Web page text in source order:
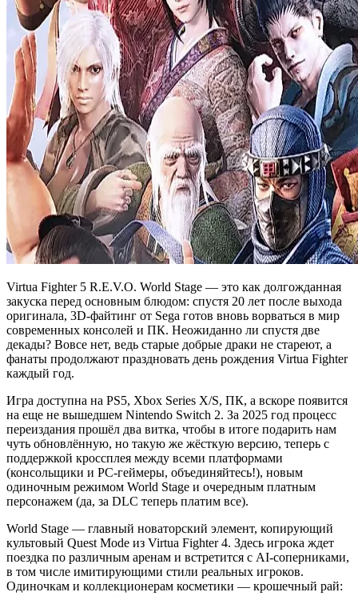
Virtua Fighter 5 R.E.V.O. World Stage — это как долгожданная
закуска перед основным блюдом: спустя 20 лет после выхода
оригинала, 3D-файтинг от Sega готов вновь ворваться в мир
современных консолей и ПК. Неожиданно ли спустя две
декады? Вовсе нет, ведь старые добрые драки не стареют, а
фанаты продолжают праздновать день рождения Virtua Fighter
каждый год.
Игра доступна на PS5, Xbox Series X/S, ПК, а вскоре появится
на еще не вышедшем Nintendo Switch 2. За 2025 год процесс
переиздания прошёл два витка, чтобы в итоге подарить нам
чуть обновлённую, но такую же жёсткую версию, теперь с
поддержкой кроссплея между всеми платформами
(консольщики и PC-геймеры, объединяйтесь!), новым
одиночным режимом World Stage и очередным платным
персонажем (да, за DLC теперь платим все).
World Stage — главный новаторский элемент, копирующий
культовый Quest Mode из Virtua Fighter 4. Здесь игрока ждет
поездка по различным аренам и встретится с AI-соперниками,
в том числе имитирующими стили реальных игроков.
Одиночкам и коллекционерам косметики — крошечный рай: